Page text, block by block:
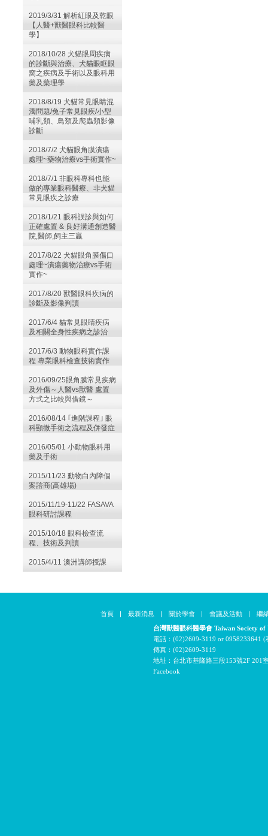
2019/3/31 解析紅眼及乾眼
【人醫+獸醫眼科比較醫
學】
2018/10/28 犬貓眼周疾病
的診斷與治療、犬貓眼眶眼
窩之疾病及手術以及眼科用
藥及藥理學
2018/8/19 犬貓常見眼睛混
濁問題/兔子常見眼疾/小型
哺乳類、鳥類及爬蟲類影像
診斷
2018/7/2 犬貓眼角膜潰瘍
處理~藥物治療vs手術實作~
2018/7/1 非眼科專科也能
做的專業眼科醫療、非犬貓
常見眼疾之診療
2018/1/21 眼科誤診與如何
正確處置 & 良好溝通創造醫
院,醫師,飼主三贏
2017/8/22 犬貓眼角膜傷口
處理~潰瘍藥物治療vs手術
實作~
2017/8/20 獸醫眼科疾病的
診斷及影像判讀
2017/6/4 貓常見眼睛疾病
及相關全身性疾病之診治
2017/6/3 動物眼科實作課
程 專業眼科檢查技術實作
2016/09/25眼角膜常見疾病
及外傷～人醫vs獸醫 處置
方式之比較與借鏡～
2016/08/14 ｢進階課程｣ 眼
科顯微手術之流程及併發症
2016/05/01 小動物眼科用
藥及手術
2015/11/23 動物白內障個
案諮商(高雄場)
2015/11/19-11/22 FASAVA
眼科研討課程
2015/10/18 眼科檢查流
程、技術及判讀
2015/4/11 澳洲講師授課
首頁 | 最新消息 | 關於學會 | 會議及活動 |
繼
台灣獸醫眼科醫學會 Taiwan Society
電話：(02)2609-3119 or 0958233641
傳真：(02)2609-3119
地址：台北市基隆路三段153號2F 201
Facebook